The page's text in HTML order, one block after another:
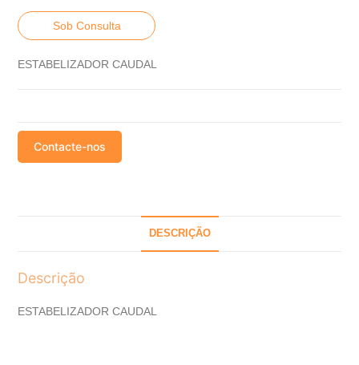
Sob Consulta
ESTABELIZADOR CAUDAL
Contacte-nos
DESCRIÇÃO
Descrição
ESTABELIZADOR CAUDAL